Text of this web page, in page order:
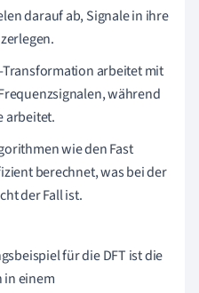
darauf ab, Signale in ihre
arbeitet mit
während
arbeitet.
wie den Fast
berechnet, was bei der
der Fall ist.
für die DFT ist die
in einem